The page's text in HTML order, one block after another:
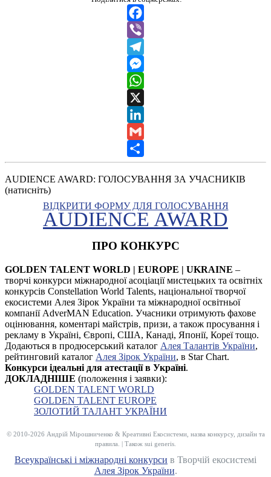
Facebook
Viber
Telegram
Messenger
WhatsApp
X
LinkedIn
Gmail
Share
AUDIENCE AWARD: ГОЛОСУВАННЯ ЗА УЧАСНИКІВ
(натисніть)
ВІДКРИТИ ФОРМУ ДЛЯ ГОЛОСУВАННЯ
AUDIENCE AWARD
ПРО КОНКУРС
GOLDEN TALENT WORLD | EUROPE | UKRAINE –
творчі конкурси міжнародної асоціації мистецьких та освітніх
конкурсів Constellation World Talents, національної творчої
екосистеми Алея Зірок України та міжнародної освітньої
компанії AdverMAN Education. Учасники отримують фахове
оцінювання, коментарі майстрів, призи, а також просування і
рекламу в Україні, Європі, США, Канаді, Японії, Кореї тощо.
Додаються в продюсерський каталог Алея Талантів України,
рейтинговий каталог Алея Зірок України, в Star Chart.
Конкурси ідеальні для атестації в Україні.
ДОКЛАДНІШЕ (положення і заявки):
GOLDEN TALENT WORLD
GOLDEN TALENT EUROPE
ЗОЛОТИЙ ТАЛАНТ УКРАЇНИ
© 2010-2026 Андрій Мірошниченко & Креативні Екосистеми, назва конкурсу, дизайн та
правила. | Також sui generis.
Всеукраїнські і міжнародні конкурси в Творчій екосистемі
Алея Зірок України.